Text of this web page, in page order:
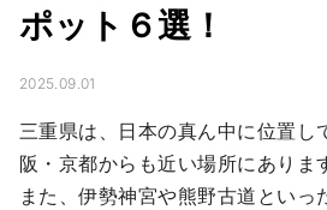
ポット６選！
2025.09.01
三重県は、日本の真ん中に位置し
阪・京都からも近い場所にありま
また、伊勢神宮や熊野古道といっ